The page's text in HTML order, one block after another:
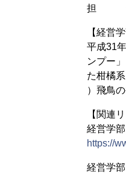
担 当
【経営
平成31
ンプー
た柑橘
）飛鳥
【関連
経営学
https://
経営学部